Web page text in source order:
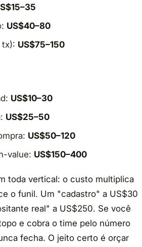
US$40–80
tx): US$75–150
US$10–30
US$25–50
US$50–120
value: US$150–400
toda vertical: o custo multiplica
o funil. Um "cadastro" a US$30
real" a US$250. Se você
e cobra o time pelo número
fecha. O jeito certo é orçar